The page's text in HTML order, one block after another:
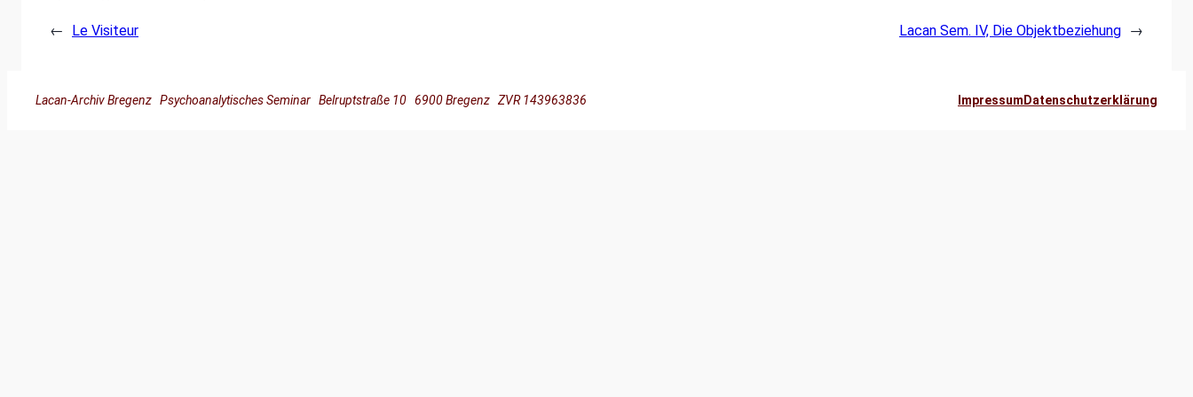
← Le Visiteur Lacan Sem. IV, Die Objektbeziehung →
Lacan-Archiv Bregenz Psychoanalytisches Seminar Belruptstraße 10 6900 Bregenz ZVR 143963836 Impressum Datenschutzerklärung